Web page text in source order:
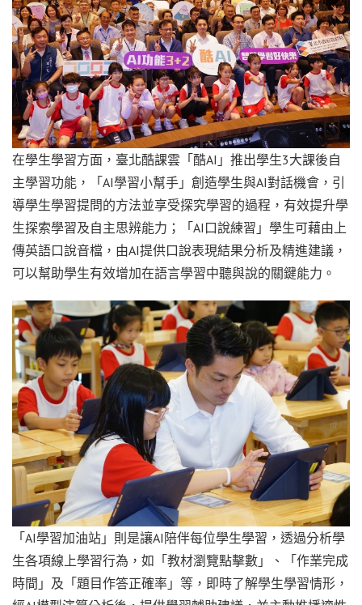
在學生學習方面，臺北酷課雲「酷AI」推出學生3大課後自
主學習功能，「AI學習小幫手」創造學生與AI對話機會，引
導學生學習提問的方法並享受探究學習的過程，有效提升學
生探索學習及自主思辨能力；「AI口說練習」學生可藉由上
傳英語口說音檔，由AI提供口說表現結果分析及精進建議，
可以幫助學生有效增加在語言學習中聽與說的關鍵能力。
「AI學習加油站」則是讓AI陪伴每位學生學習，透過分析學
生各項線上學習行為，如「教材瀏覽點擊數」、「作業完成
時間」及「題目作答正確率」等，即時了解學生學習情形，